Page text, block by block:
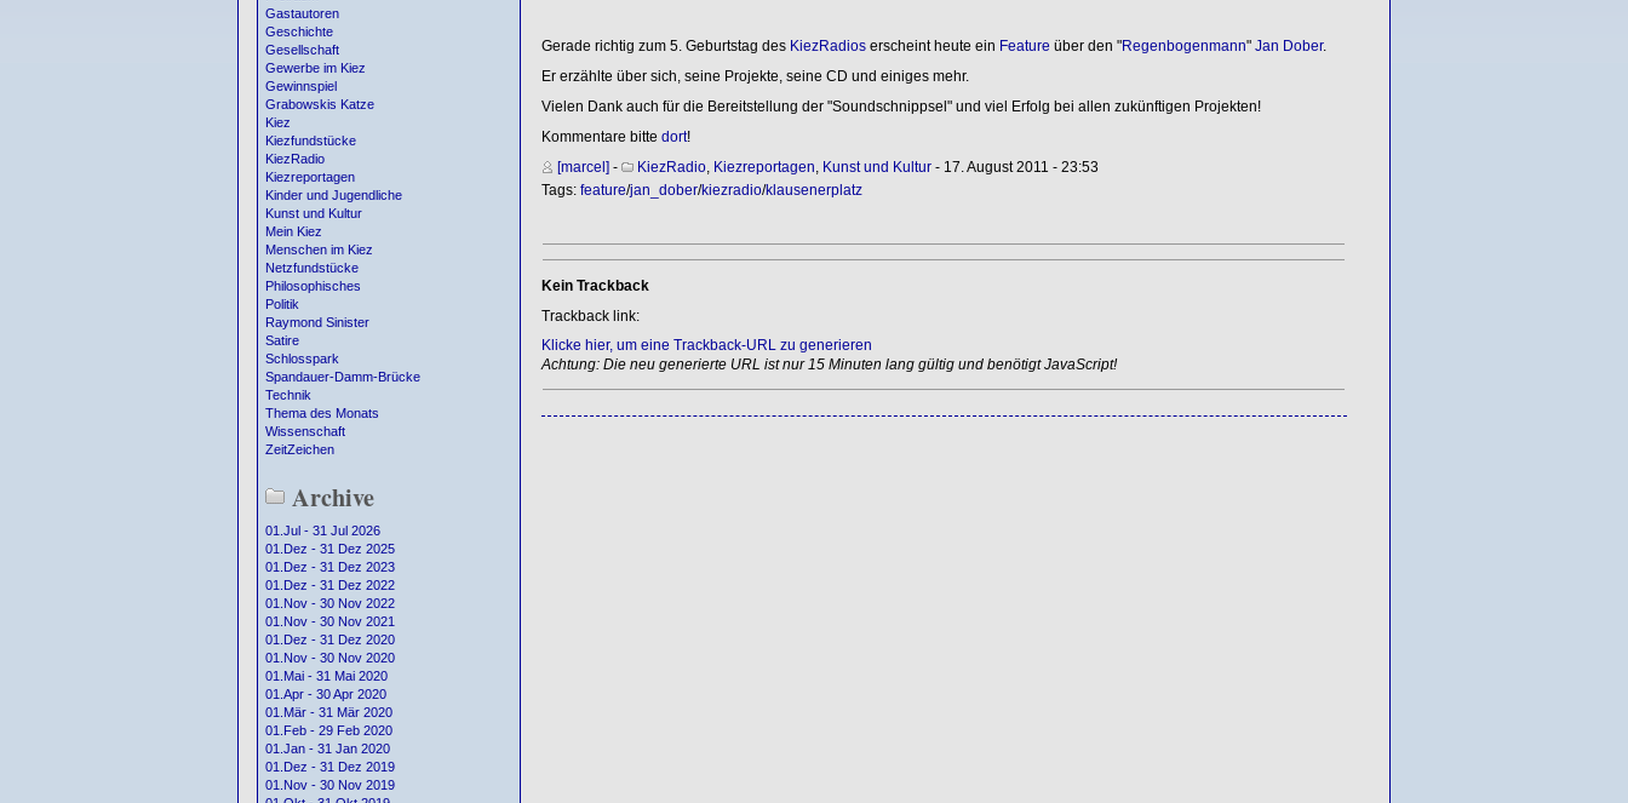
Gastautoren
Geschichte
Gesellschaft
Gewerbe im Kiez
Gewinnspiel
Grabowskis Katze
Kiez
Kiezfundstücke
KiezRadio
Kiezreportagen
Kinder und Jugendliche
Kunst und Kultur
Mein Kiez
Menschen im Kiez
Netzfundstücke
Philosophisches
Politik
Raymond Sinister
Satire
Schlosspark
Spandauer-Damm-Brücke
Technik
Thema des Monats
Wissenschaft
ZeitZeichen
Archive
01.Jul - 31 Jul 2026
01.Dez - 31 Dez 2025
01.Dez - 31 Dez 2023
01.Dez - 31 Dez 2022
01.Nov - 30 Nov 2022
01.Nov - 30 Nov 2021
01.Dez - 31 Dez 2020
01.Nov - 30 Nov 2020
01.Mai - 31 Mai 2020
01.Apr - 30 Apr 2020
01.Mär - 31 Mär 2020
01.Feb - 29 Feb 2020
01.Jan - 31 Jan 2020
01.Dez - 31 Dez 2019
01.Nov - 30 Nov 2019
Gerade richtig zum 5. Geburtstag des KiezRadioserscheint heute ein Feature über den "Regenbogenmann" Jan Dober.
Er erzählte über sich, seine Projekte, seine CD und einiges mehr.
Vielen Dank auch für die Bereitstellung der "Soundschnippsel" und viel Erfolg bei allen zukünftigen Projekten!
Kommentare bitte dort!
[marcel]- KiezRadio, Kiezreportagen Kunst und Kultur- 17. August 2011 - 23:53
Tags: feature/jan_dober/kiezradio/klausenerplatz
Kein Trackback
Trackback link:
Klicke hier, um eine Trackback-URL zu generieren
Achtung: Die neu generierte URL ist nur 15 Minuten lang gültig und benötigt JavaScript!